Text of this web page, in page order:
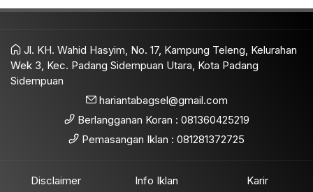
Jl. KH. Wahid Hasyim, No. 17, Kampung Teleng, Kelurahan
Wek 3, Kec. Padang Sidempuan Utara, Kota Padang
Sidempuan
hariantabagsel@gmail.com
Berlangganan Koran : 081360425219
Pemasangan Iklan : 081281372725
Disclaimer
Info Iklan
Karir